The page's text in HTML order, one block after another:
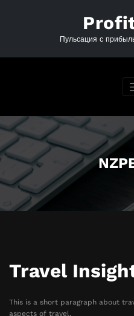
Пульсация с
Travel
This is a short paragraph about
aspects of travel.